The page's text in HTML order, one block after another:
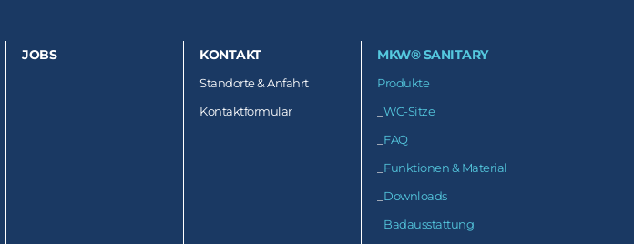
JOBS KONTAKT
Standorte & Anfahrt
Kontaktformular
MKW® SANITARY
Produkte
WC-Sitze
FAQ
Funktionen & Material
Downloads
Badausstattung